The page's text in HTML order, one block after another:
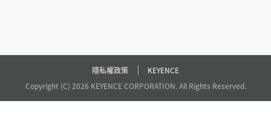
隱私權政策
KEYENCE
Copyright (C) 2026 KEYENCE CORPORATION. All Rights Reserved.